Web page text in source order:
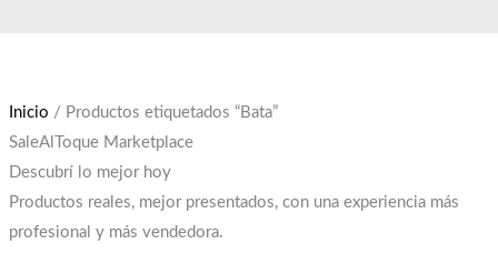
Inicio / Productos etiquetados “Bata”
SaleAlToque Marketplace
Descubrí lo mejor hoy
Productos reales, mejor presentados, con una experiencia más
profesional y más vendedora.
era:
$12,000.
es:
$10,000.